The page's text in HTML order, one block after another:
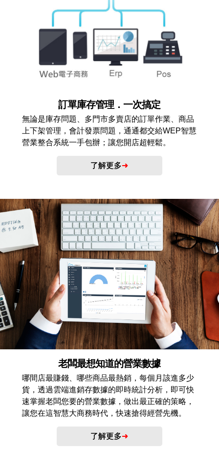
訂單庫存管理．一次搞定
無論是庫存問題、多門市多賣店的訂單作業、商品
上下架管理，會計發票問題，通通都交給WEP智慧
營業整合系統一手包辦；讓您開店超輕鬆。
了解更多➜
老闆最想知道的營業數據
哪間店最賺錢、哪些商品最熱銷，每個月該進多少
貨，透過雲端進銷存數據的即時統計分析，即可快
速掌握老闆您要的營業數據，做出最正確的策略，
讓您在這智慧大商務時代，快速搶得經營先機。
了解更多➜